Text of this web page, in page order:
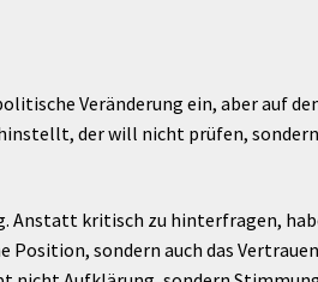
Veränderung ein, aber auf
der will nicht prüfen,
Anstatt kritisch zu hinterfragen,
sondern auch das